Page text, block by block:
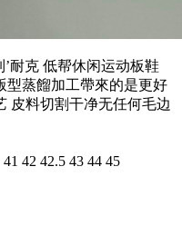
’耐克 低帮休闲运动板鞋
型蒸餾加工帶來的是更好
皮料切割干净无任何毛边
42 42.5 43 44 45